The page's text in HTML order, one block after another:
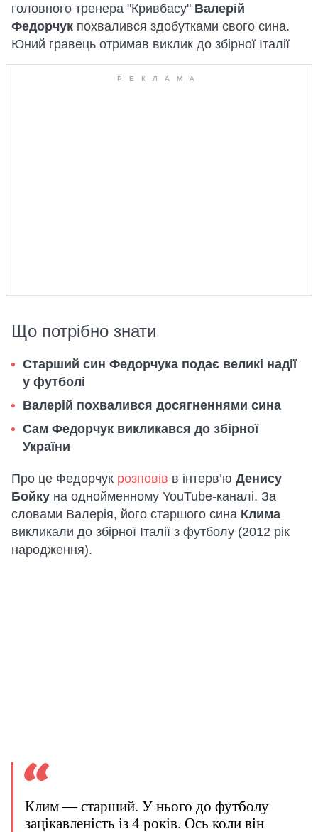
головного тренера "Кривбасу" Валерій
Федорчук похвалився здобутками свого сина.
Юний гравець отримав виклик до збірної Італії
Що потрібно знати
Старший син Федорчука подає великі надії
у футболі
Валерій похвалився досягненнями сина
Сам Федорчук викликався до збірної
України
Про це Федорчук розповів в інтерв’ю Денису
Бойку на однойменному YouTube-каналі. За
словами Валерія, його старшого сина Клима
викликали до збірної Італії з футболу (2012 рік
народження).
Клим — старший. У нього до футболу
зацікавленість із 4 років. Ось коли він